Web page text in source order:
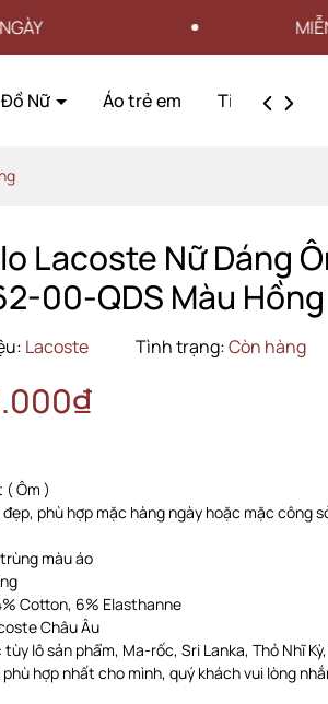
MIỄN PHÍ VẬN
Đồ Nữ Áo trẻ em Tin tức
Lacoste Nữ Dáng
00-QDS Màu Hồng
Lacoste Tình trạng:Còn hàng
( Ôm )
phù hợp mặc hàng ngày hoặc mặc công
màu áo
Cotton, 6% Elasthanne
Châu Âu
lô sản phẩm, Ma-rốc, Sri Lanka, Thỏ Nhĩ
hợp nhất cho mình, quý khách vui lòng